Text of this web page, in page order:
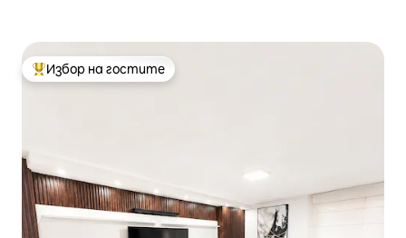
Най-популярен избор на гостите
Избор на гостите